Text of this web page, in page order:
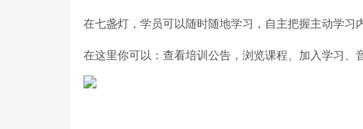
在七盏灯，学员可以随时随地学习，自主把握主动学习
在这里你可以：查看培训公告，浏览课程、加入学习、